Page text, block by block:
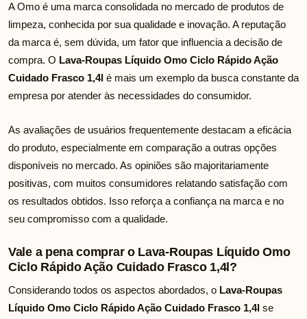
A Omo é uma marca consolidada no mercado de produtos de
limpeza, conhecida por sua qualidade e inovação. A reputação
da marca é, sem dúvida, um fator que influencia a decisão de
compra. O Lava-Roupas Líquido Omo Ciclo Rápido Ação
Cuidado Frasco 1,4l é mais um exemplo da busca constante da
empresa por atender às necessidades do consumidor.
As avaliações de usuários frequentemente destacam a eficácia
do produto, especialmente em comparação a outras opções
disponíveis no mercado. As opiniões são majoritariamente
positivas, com muitos consumidores relatando satisfação com
os resultados obtidos. Isso reforça a confiança na marca e no
seu compromisso com a qualidade.
Vale a pena comprar o Lava-Roupas Líquido Omo
Ciclo Rápido Ação Cuidado Frasco 1,4l?
Considerando todos os aspectos abordados, o Lava-Roupas
Líquido Omo Ciclo Rápido Ação Cuidado Frasco 1,4l se